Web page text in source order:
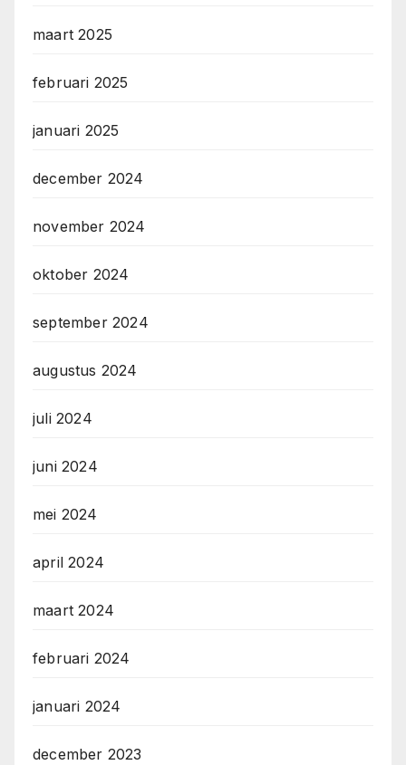
maart 2025
februari 2025
januari 2025
december 2024
november 2024
oktober 2024
september 2024
augustus 2024
juli 2024
juni 2024
mei 2024
april 2024
maart 2024
februari 2024
januari 2024
december 2023